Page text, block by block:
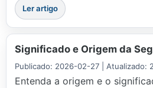
Ler artigo
Significado e Origem da
Publicado: 2026-02-27 | Atualizado:
Entenda a origem e o